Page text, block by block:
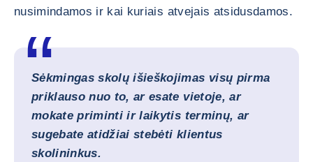
nusimindamos ir kai kuriais atvejais atsidusdamos.
Sėkmingas skolų išieškojimas visų pirma
priklauso nuo to, ar esate vietoje, ar
mokate priminti ir laikytis terminų, ar
sugebate atidžiai stebėti klientus
skolininkus.